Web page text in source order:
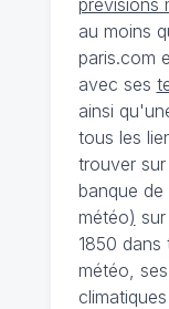
au moins
paris.com
avec ses
ainsi
tous les
trouver
banque de
météo)
1850 dans
météo,